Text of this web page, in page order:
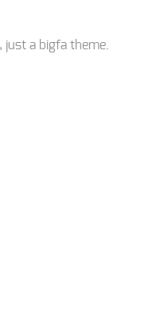
, just a bigfa theme.